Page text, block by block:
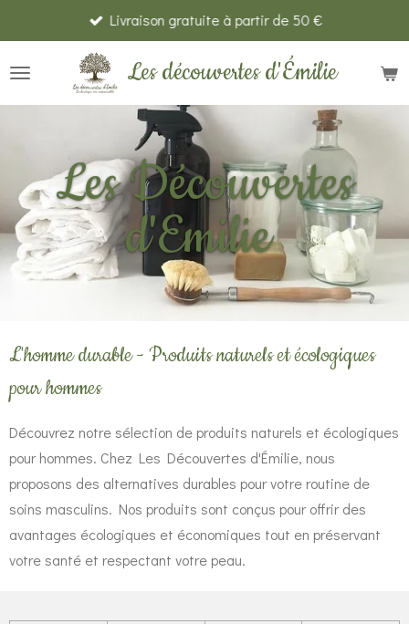
au
contenu
Les découvertes d'Émilie
Livraison gratuite à partir de 50 €
Les Découvertes
d'Emilie
L'homme durable - Produits naturels et écologiques
pour hommes
Découvrez notre sélection de produits naturels et écologiques
pour hommes. Chez Les Découvertes d'Émilie, nous
proposons des alternatives durables pour votre routine de
soins masculins. Nos produits sont conçus pour offrir des
avantages écologiques et économiques tout en préservant
votre santé et respectant votre peau.